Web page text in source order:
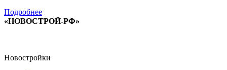
Подробнее
«НОВОСТРОЙ-РФ»
Новостройки